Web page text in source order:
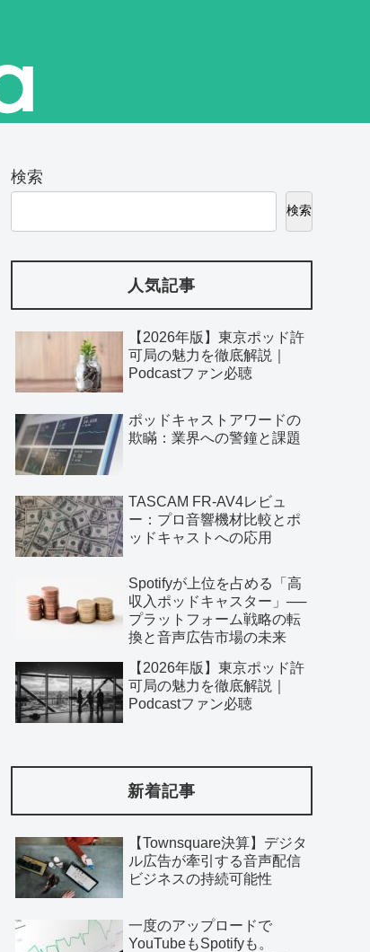
検索
検索
人気記事
【2026年版】東京ポッド許
可局の魅力を徹底解説｜
Podcastファン必聴
ポッドキャストアワードの
欺瞞：業界への警鐘と課題
TASCAM FR-AV4レビュ
ー：プロ音響機材比較とポ
ッドキャストへの応用
Spotifyが上位を占める「高
収入ポッドキャスター」──
プラットフォーム戦略の転
換と音声広告市場の未来
【2026年版】東京ポッド許
可局の魅力を徹底解説｜
Podcastファン必聴
新着記事
【Townsquare決算】デジタ
ル広告が牽引する音声配信
ビジネスの持続可能性
一度のアップロードで
YouTubeもSpotifyも。